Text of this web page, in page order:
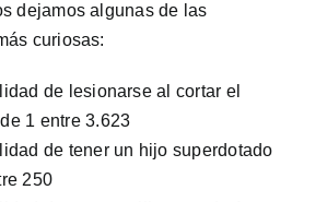
dejamos algunas de las
curiosas:
de lesionarse al cortar el
1 entre 3.623
de tener un hijo superdotado
250